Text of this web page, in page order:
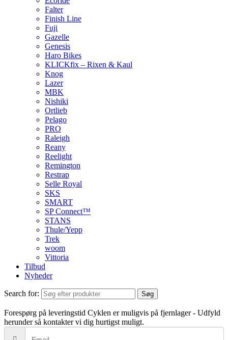
Falter
Finish Line
Fuji
Gazelle
Genesis
Haro Bikes
KLICKfix – Rixen & Kaul
Knog
Lazer
MBK
Nishiki
Ortlieb
Pelago
PRO
Raleigh
Reany
Reelight
Remington
Restrap
Selle Royal
SKS
SMART
SP Connect™
STANS
Thule/Yepp
Trek
woom
Vittoria
Tilbud
Nyheder
Search for: Søg
Forespørg på leveringstid Cyklen er muligvis på fjernlager - Udfyld
herunder så kontakter vi dig hurtigst muligt.